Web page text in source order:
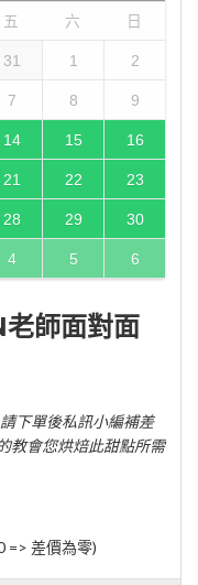
五 六 日
31 1 2
7 8 9
14 15 16
21 22 23
28 29 30
4 5 6
師面對面
下單後私訊小編補差
教會您烘焙此甜點所需
=> 差價為零)